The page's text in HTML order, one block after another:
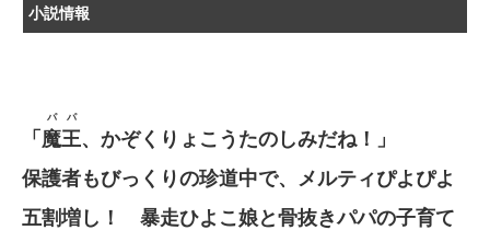
小説情報
「魔王
パパ
、かぞくりょこうたのしみだね！」
保護者もびっくりの珍道中で、メルティぴよぴよ
五割増し！ 暴走ひよこ娘と骨抜きパパの子育て